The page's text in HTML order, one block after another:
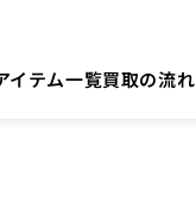
イテム一覧買取の流れ